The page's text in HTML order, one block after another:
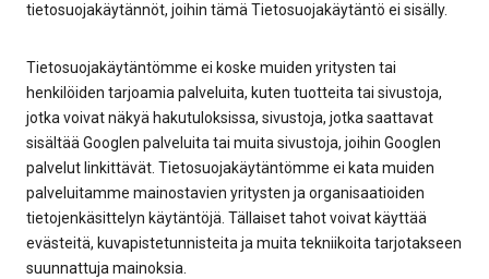
tietosuojakäytännöt, joihin tämä Tietosuojakäytäntö ei sisälly.
Tietosuojakäytäntömme ei koske muiden yritysten tai
henkilöiden tarjoamia palveluita, kuten tuotteita tai sivustoja,
jotka voivat näkyä hakutuloksissa, sivustoja, jotka saattavat
sisältää Googlen palveluita tai muita sivustoja, joihin Googlen
palvelut linkittävät. Tietosuojakäytäntömme ei kata muiden
palveluitamme mainostavien yritysten ja organisaatioiden
tietojenkäsittelyn käytäntöjä. Tällaiset tahot voivat käyttää
evästeitä, kuvapistetunnisteita ja muita tekniikoita tarjotakseen
suunnattuja mainoksia.